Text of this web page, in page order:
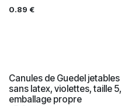
0.89 €
Canules de Guedel jetables
sans latex, violettes, taille 5,
emballage propre